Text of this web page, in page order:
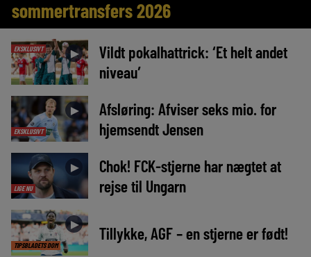
sommertransfers 2026
EKSKLUSIVT ►
Vildt pokalhattrick: ‘Et helt andet
niveau’
EKSKLUSIVT
►
Afsløring: Afviser seks mio. for
hjemsendt Jensen
LIGE NU
►
Chok! FCK-stjerne har nægtet at
rejse til Ungarn
TIPSBLADETS DOM
► Tillykke, AGF – en stjerne er født!